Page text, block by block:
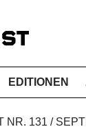
EDITIONEN
NR. 131 /